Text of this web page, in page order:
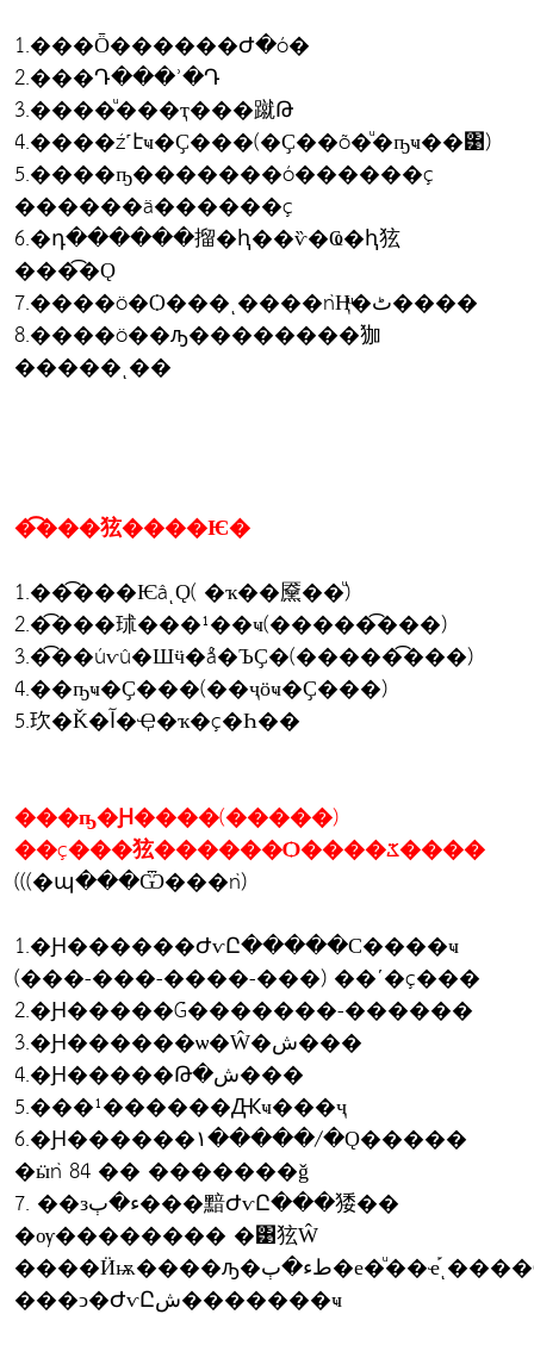
1.���Ȫ������Ժ�ó�
2.���Դ���ʾ�Դ
3.����ͧ���ҭ���蹴Թ
4.����ź˹էҹ�Ҫ���(�Ҫ��õ�ͧ�ҧҹ��͹)
5.����ҧ�������ó������ç
������ä������ç
6.�դ������㨨�ԧ��ѷ�Ҩ�ԧ㹡
���͡�Ǫ
7.����ö�Ѻ���ͺ����ǹҢͧ�ٹ����
8.����ö��ԡ��������㹢
�����ͺ��
�͡���㹡����Ѥ�
1.��͡���ѤâͺǪ( �ҡ��黡��ͧ)
2.�͡���㺷���¹��ҹ(�����͡���)
3.�͡��úѵû�Шӵ�ǻ�ЪҪ�(�����͡���)
4.��ҧҹ�Ҫ���(��ҷӧҹ�Ҫ���)
5.㺵�Ǩ�آ�Ҿ�ҡ�ç�Һ��
���ҧ�Ԩ����(�����)
��ç���㹡������Ѻ����ػ����
(((�պ���Ѿ���ǹ)
1.�Ԩ������ԺѵԸ�����С����ҹ
(���-���-����-���) ��ʹ�ç���
2.�Ԩ�����Ǵ�������-������
3.�Ԩ������ѡ�Ŵ�ش���
4.�Ԩ�����Թ�ش���
5.���¹������Ԫҹ���ҷ
6.�Ԩ������١�����/�Ǫ�����
�ӹǹ 84 �� �������ǧ
7. ��зء�ٻ���黯ԺѵԸ���㹻��
�ѹ�������� �͹㹡Ŵ
����Ӥѭ����ԡ�طء�ٻ�е�ͧ��ҽ֡ͺ����С����ҹ
���ͻ�ԺѵԸش�������ҹ